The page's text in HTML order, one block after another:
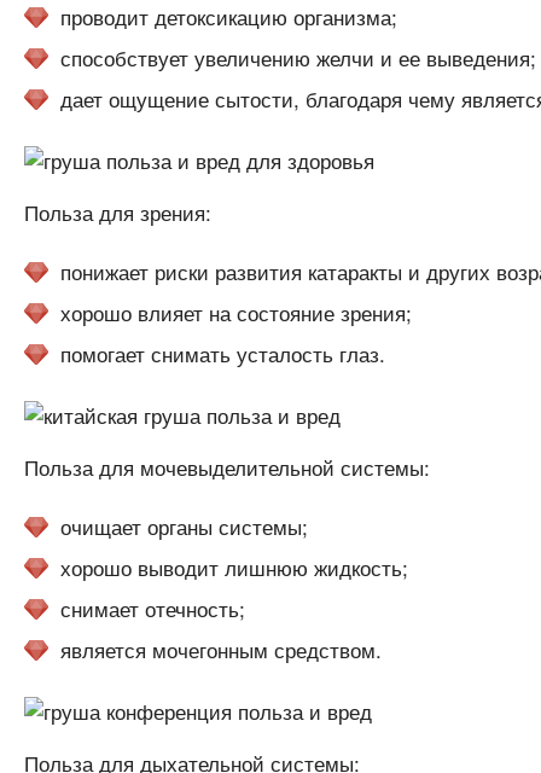
проводит детоксикацию организма;
способствует увеличению желчи и ее выведения;
дает ощущение сытости, благодаря чему
Польза для зрения:
понижает риски развития катаракты и других
хорошо влияет на состояние зрения;
помогает снимать усталость глаз.
Польза для мочевыделительной системы:
очищает органы системы;
хорошо выводит лишнюю жидкость;
снимает отечность;
является мочегонным средством.
Польза для дыхательной системы: